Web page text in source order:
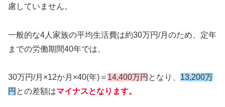
慮していません。
一般的な4人家族の平均生活費は約30万円/月のため、定年
までの労働期間40年では、
30万円/月×12か月×40(年)＝ 14,400万円 となり、 13,200万
円 との差額はマイナスとなります。